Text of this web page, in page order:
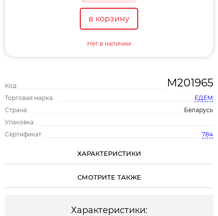
Код: М201965
Торговая марка:
ЕДЕМ
Страна:
Беларусь
Упаковка:
Сертификат:
784
в корзину
Нет в наличии
ХАРАКТЕРИСТИКИ
СМОТРИТЕ ТАКЖЕ
Характеристики: